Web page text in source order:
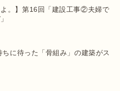
よ。】第16回「建設工事②夫婦で
ちに待った「骨組み」の建築がス